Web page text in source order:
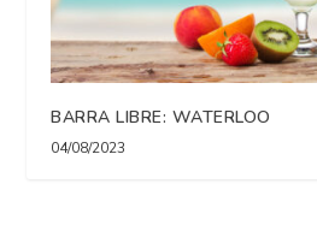
BARRA LIBRE: WATERLOO
04/08/2023